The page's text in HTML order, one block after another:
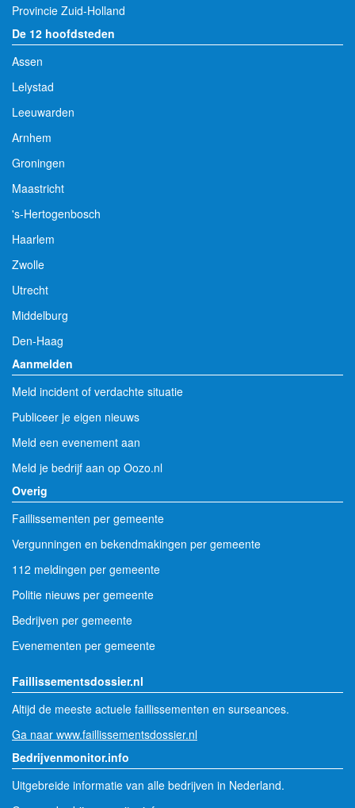
Provincie Zuid-Holland
De 12 hoofdsteden
Assen
Lelystad
Leeuwarden
Arnhem
Groningen
Maastricht
's-Hertogenbosch
Haarlem
Zwolle
Utrecht
Middelburg
Den-Haag
Aanmelden
Meld incident of verdachte situatie
Publiceer je eigen nieuws
Meld een evenement aan
Meld je bedrijf aan op Oozo.nl
Overig
Faillissementen per gemeente
Vergunningen en bekendmakingen per gemeente
112 meldingen per gemeente
Politie nieuws per gemeente
Bedrijven per gemeente
Evenementen per gemeente
Faillissementsdossier.nl
Altijd de meeste actuele faillissementen en surseances.
Ga naar www.faillissementsdossier.nl
Bedrijvenmonitor.info
Uitgebreide informatie van alle bedrijven in Nederland.